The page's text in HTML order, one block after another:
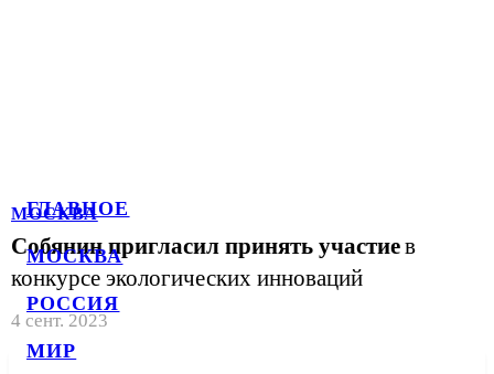
ГЛАВНОЕ
МОСКВА
РОССИЯ
МИР
МОСКВА
Собянин пригласил принять участиев
конкурсе экологических инноваций
4 сент. 2023